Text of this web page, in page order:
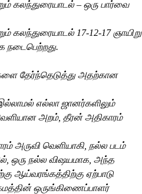
கலந்துரையாடல்– ஒரு பார்வை
கலந்துரையாடல் 17-12-17 ஞாயிறு
நடைபெற்றது.
தேர்ந்தெடுத்து அதற்கான
எல்லா ஜானர்களிலும்
அறம், தீரன் அதிகாரம்
அருவி வெளியாகி, நல்ல படம்
ஒரு நல்ல விஷயமாக, அந்த
ஆய்வரங்கத்திற்கு ஏற்பாடு
ஒருங்கிணைப்பாளர்